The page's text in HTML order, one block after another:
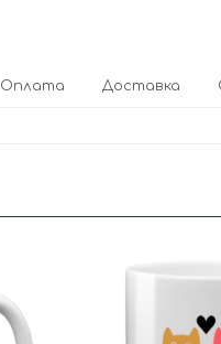
Оплата Доставка